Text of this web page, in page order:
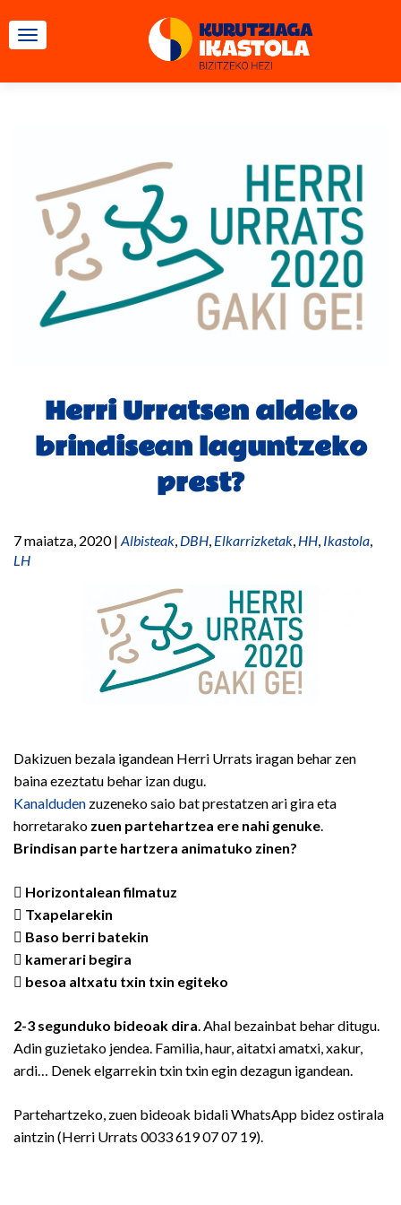
TOGGLE NAVIGATION
Herri Urratsen aldeko
brindisean laguntzeko
prest?
7 maiatza, 2020| Albisteak, DBH, Elkarrizketak, HH, Ikastola,
LH
Dakizuen bezala igandean Herri Urrats iragan behar zen
baina ezeztatu behar izan dugu.
Kanalduden zuzeneko saio bat prestatzen ari gira eta
horretarako zuen partehartzea ere nahi genuke.
Brindisan parte hartzera animatuko zinen?
 Horizontalean filmatuz
 Txapelarekin
 Baso berri batekin
 kamerari begira
 besoa altxatu txin txin egiteko
2-3 segunduko bideoak dira. Ahal bezainbat behar ditugu.
Adin guzietako jendea. Familia, haur, aitatxi amatxi, xakur,
ardi… Denek elgarrekin txin txin egin dezagun igandean.
Partehartzeko, zuen bideoak bidali WhatsApp bidez ostirala
aintzin (Herri Urrats 0033 619 07 07 19).